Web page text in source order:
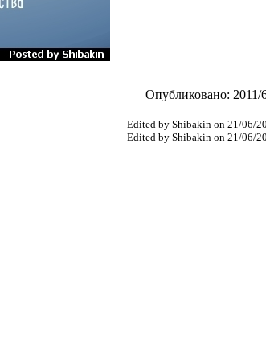
Опубликовано: 2011/
Edited by Shibakin on 21/06/
Edited by Shibakin on 21/06/